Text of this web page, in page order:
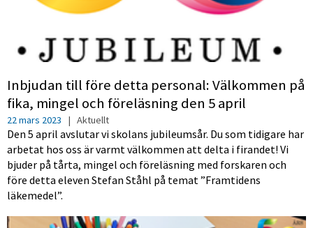
Inbjudan till före detta personal: Välkommen på
fika, mingel och föreläsning den 5 april
22 mars 2023 | Aktuellt
Den 5 april avslutar vi skolans jubileumsår. Du som tidigare har
arbetat hos oss är varmt välkommen att delta i firandet! Vi
bjuder på tårta, mingel och föreläsning med forskaren och
före detta eleven Stefan Ståhl på temat ”Framtidens
läkemedel”.